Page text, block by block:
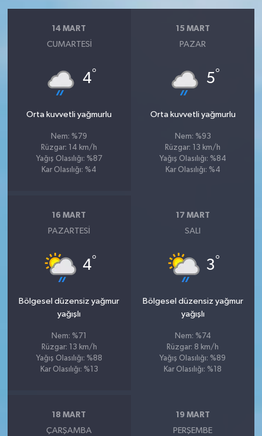
14 MART
CUMARTESI
4°
Orta kuvvetli yağmurlu
Nem: %79
Rüzgar: 14 km/h
Yağış Olasılığı: %87
Kar Olasılığı: %4
15 MART
PAZAR
5°
Orta kuvvetli yağmurlu
Nem: %93
Rüzgar: 13 km/h
Yağış Olasılığı: %84
Kar Olasılığı: %4
16 MART
PAZARTESI
4°
Bölgesel düzensiz yağmur
yağışlı
Nem: %71
Rüzgar: 13 km/h
Yağış Olasılığı: %88
Kar Olasılığı: %13
17 MART
SALI
3°
Bölgesel düzensiz yağmur
yağışlı
Nem: %74
Rüzgar: 8 km/h
Yağış Olasılığı: %89
Kar Olasılığı: %18
18 MART
ÇARŞAMBA
19 MART
PERŞEMBE